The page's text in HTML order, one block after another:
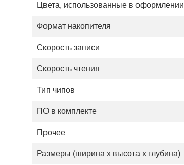
Цвета, использованные в оформлении
Формат накопителя
Скорость записи
Скорость чтения
Тип чипов
ПО в комплекте
Прочее
Размеры (ширина х высота х глубина)